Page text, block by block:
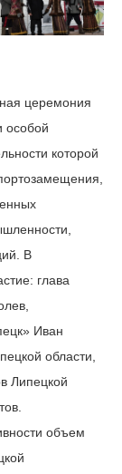
церемония
особой
которой
В
глава
Иван
области,
Липецкой
объем